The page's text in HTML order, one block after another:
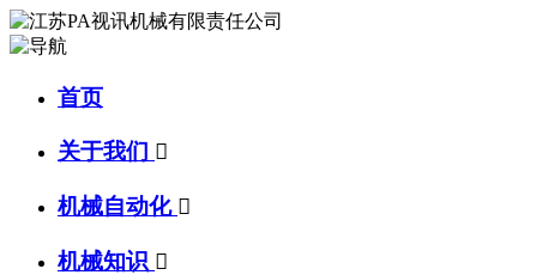
首页
关于我们 
机械自动化 
机械知识 